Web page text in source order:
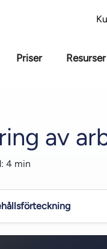
Priser Resurser
av
4 min
M-Files -